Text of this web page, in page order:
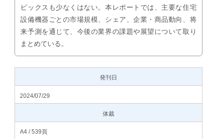
ピックスも少なくはない。本レポートでは、主要な住宅
設備機器ごとの市場規模、シェア、企業・商品動向、将
来予測を通じて、今後の業界の課題や展望について取り
まとめている。
発刊日
2024/07/29
体裁
A4 / 539頁